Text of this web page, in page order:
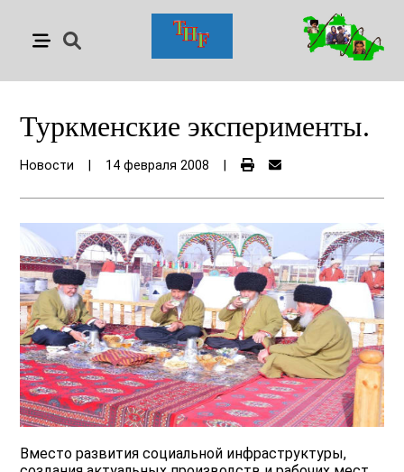
Туркменские эксперименты.
Новости 14 февраля 2008
Вместо развития социальной инфраструктуры,